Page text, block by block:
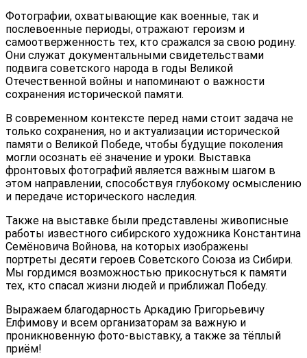
Фотографии, охватывающие как военные, так и
послевоенные периоды, отражают героизм и
самоотверженность тех, кто сражался за свою родину.
Они служат документальными свидетельствами
подвига советского народа в годы Великой
Отечественной войны и напоминают о важности
сохранения исторической памяти.
В современном контексте перед нами стоит задача не
только сохранения, но и актуализации исторической
памяти о Великой Победе, чтобы будущие поколения
могли осознать её значение и уроки. Выставка
фронтовых фотографий является важным шагом в
этом направлении, способствуя глубокому осмыслению
и передаче исторического наследия.
Также на выставке были представлены живописные
работы известного сибирского художника Константина
Семёновича Войнова, на которых изображены
портреты десяти героев Советского Союза из Сибири.
Мы гордимся возможностью прикоснуться к памяти
тех, кто спасал жизни людей и приближал Победу.
Выражаем благодарность Аркадию Григорьевичу
Елфимову и всем организаторам за важную и
проникновенную фото-выставку, а также за тёплый
приём!